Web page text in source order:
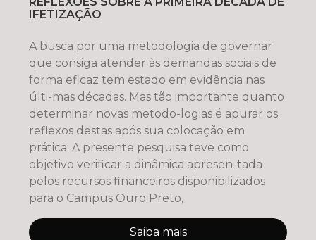
IFETIZAÇÃO
A busca por uma metodologia de governar
que consiga atender às demandas sociais de
forma eficaz tem estado em evidência nas
últi-mas décadas. Mas tão importante quanto
determinar novas metodo-logias é apurar os
reflexos destas após sua colocação em
prática. A presente pesquisa teve como
objetivo verificar a dinâmica apresen-tada
pelos recursos financeiros disponibilizados
para o Campus Ouro Preto,
Saiba mais